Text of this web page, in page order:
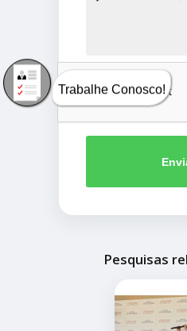
Pesquisas
Trabalhe Conosco!